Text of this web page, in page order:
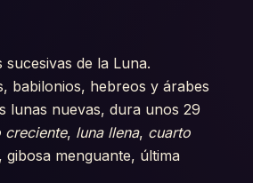
sucesivas de la Luna.
babilonios, hebreos y árabes
lunas nuevas, dura unos 29
creciente, luna llena, cuarto
menguante, última